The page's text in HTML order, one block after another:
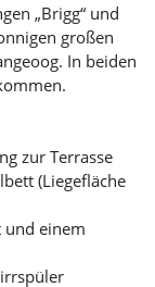
„Brigg“ und
großen
In beiden
zur Terrasse
(Liegefläche
und einem